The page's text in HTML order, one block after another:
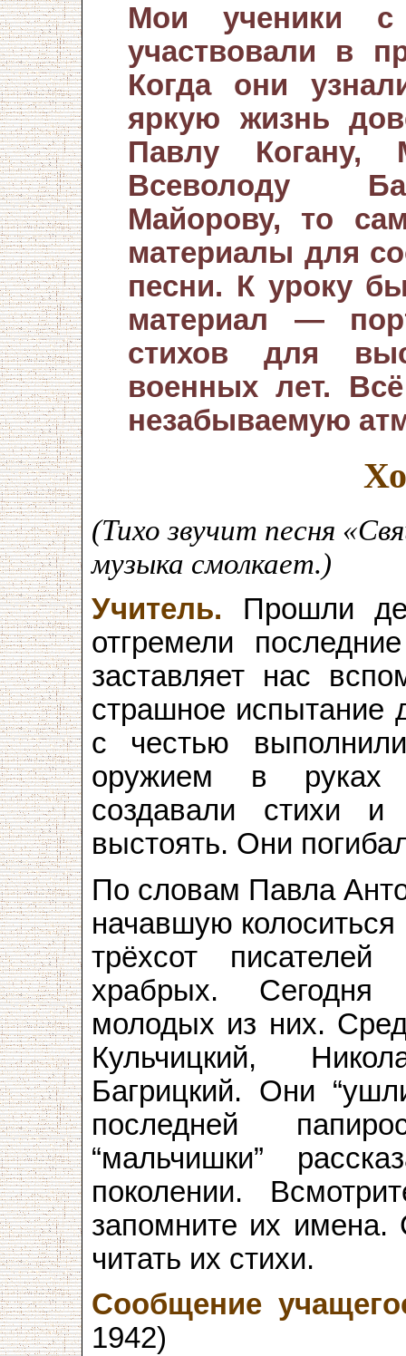
Мои ученики с
участвовали в
Когда они
яркую жизнь
Павлу Когану,
Всеволоду
Майорову, то
материалы для
песни. К уроку
материал —
стихов для
военных лет.
незабываемую
(Тихо звучит песня
музыка смолкает.)
Учитель. Прошли
отгремели
заставляет нас
страшное испытание
с честью
оружием в руках
создавали стихи и
выстоять. Они
По словам Павла
начавшую колоситься
трёхсот
храбрых.
молодых из них.
Кульчицкий,
Багрицкий. Они
последней
“мальчишки”
поколении.
запомните их
читать их стихи.
Сообщение
1942)